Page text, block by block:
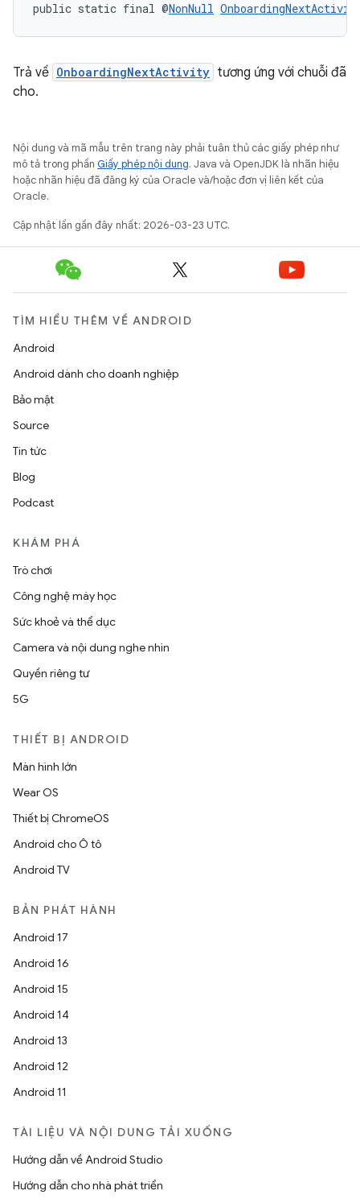
public static final @NonNull
Trả về OnboardingNextActivity tương ứng với chuỗi đã
cho.
Nội dung và mã mẫu trên trang này phải tuân thủ các giấy phép như
mô tả trong phần Giấy phép nội dung. Java và OpenJDK là nhãn hiệu
hoặc nhãn hiệu đã đăng ký của Oracle và/hoặc đơn vị liên kết của
Oracle.
Cập nhật lần gần đây nhất: 2026-03-23 UTC.
TÌM HIỂU THÊM VỀ ANDROID
Android
Android dành cho doanh nghiệp
Bảo mật
Source
Tin tức
Blog
Podcast
KHÁM PHÁ
Trò chơi
Công nghệ máy học
Sức khoẻ và thể dục
Camera và nội dung nghe nhìn
Quyền riêng tư
5G
THIẾT BỊ ANDROID
Màn hình lớn
Wear OS
Thiết bị ChromeOS
Android cho Ô tô
Android TV
BẢN PHÁT HÀNH
Android 17
Android 16
Android 15
Android 14
Android 13
Android 12
Android 11
TÀI LIỆU VÀ NỘI DUNG TẢI XUỐNG
Hướng dẫn về Android Studio
Hướng dẫn cho nhà phát triển